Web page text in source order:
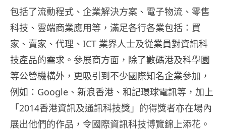
包括了流動程式、企業解決方案、電子物流、零售
科技、雲端商業應用等，滿足各行各業包括：買
家、賣家、代理、ICT 業界人士及從業員對資訊科
技產品的需求。參展商方面，除了數碼港及科學園
等公營機構外，更吸引到不少國際知名企業參加，
例如：Google、新浪香港、和記環球電訊等，加上
「2014香港資訊及通訊科技獎」的得獎者亦在場內
展出他們的作品，令國際資訊科技博覽錦上添花。